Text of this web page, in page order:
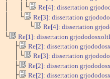
│ │└ Re[4]: dissertation
│ └ Re[3]: dissertation
│ └ Re[4]: dissertation
└ Re[1]: dissertation
├ Re[2]: dissertation
│└ Re[3]: dissertation
├ Re[2]: dissertation
├ Re[2]: dissertation